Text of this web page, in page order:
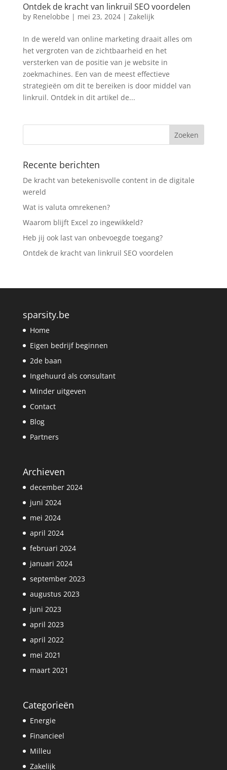
Ontdek de kracht van linkruil SEO voordelen
by Renelobbe | mei 23, 2024| Zakelijk
In de wereld van online marketing draait alles om
het vergroten van de zichtbaarheid en het
versterken van de positie van je website in
zoekmachines. Een van de meest effectieve
strategieën om dit te bereiken is door middel van
linkruil. Ontdek in dit artikel de...
Recente berichten
De kracht van betekenisvolle content in de digitale
wereld
Wat is valuta omrekenen?
Waarom blijft Excel zo ingewikkeld?
Heb jij ook last van onbevoegde toegang?
Ontdek de kracht van linkruil SEO voordelen
sparsity.be
Home
Eigen bedrijf beginnen
2de baan
Ingehuurd als consultant
Minder uitgeven
Contact
Blog
Partners
Archieven
december 2024
juni 2024
mei 2024
april 2024
februari 2024
januari 2024
september 2023
augustus 2023
juni 2023
april 2023
april 2022
mei 2021
maart 2021
Categorieën
Energie
Financieel
Milleu
Zakelijk